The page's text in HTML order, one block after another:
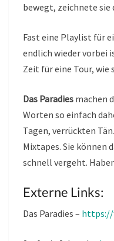
bewegt, zeichnete sie
Fast eine Playlist für
endlich wieder vorbei
Zeit für eine Tour, wie
Das Paradies machen
Worten so einfach
Tagen, verrückten
Mixtapes. Sie können
schnell vergeht.
Externe Links:
Das Paradies – https://